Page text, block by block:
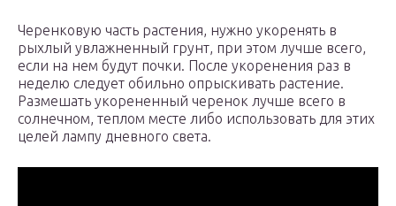
Черенковую часть растения, нужно укоренять в
рыхлый увлажненный грунт, при этом лучше всего,
если на нем будут почки. После укоренения раз в
неделю следует обильно опрыскивать растение.
Размешать укорененный черенок лучше всего в
солнечном, теплом месте либо использовать для этих
целей лампу дневного света.